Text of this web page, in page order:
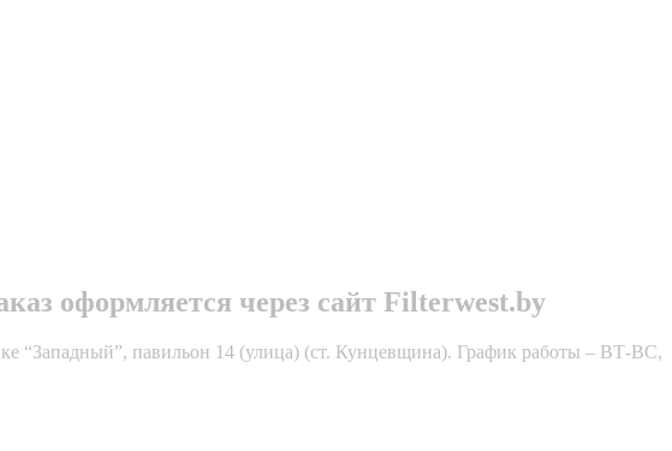
оформляется через сайт Filterwest.by
“Западный”, павильон 14 (улица) (ст. Кунцевщина). График работы – ВТ-ВС,